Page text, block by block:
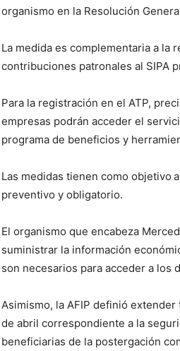
organismo en la Resolución
La medida es complementaria a la
contribuciones patronales al SIPA
Para la registración en el ATP,
empresas podrán acceder el
programa de beneficios y
Las medidas tienen como objetivo
preventivo y obligatorio.
El organismo que encabeza
suministrar la información
son necesarios para acceder a los
Asimismo, la AFIP definió
de abril correspondiente a la
beneficiarias de la postergación